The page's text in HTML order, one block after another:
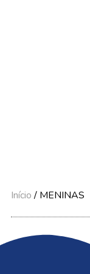
Início/ MENINAS